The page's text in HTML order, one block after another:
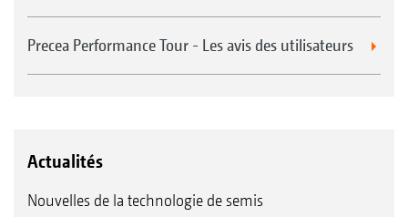
Precea Performance Tour - Les avis des utilisateurs
Actualités
Nouvelles de la technologie de semis